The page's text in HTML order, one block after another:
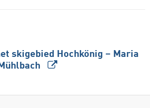
skigebied Hochkönig – Maria